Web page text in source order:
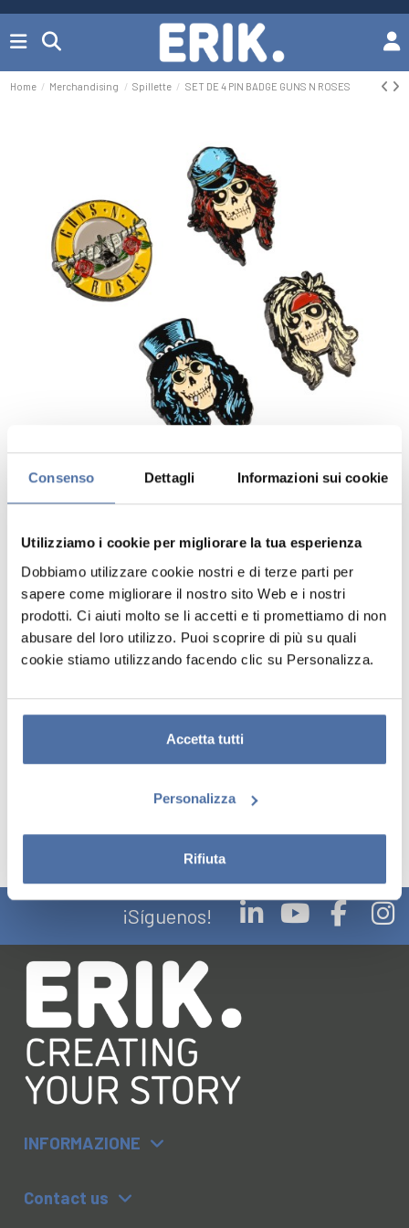
Consenso Dettagli Informazioni sui cookie
Utilizziamo i cookie per migliorare la tua esperienza
Dobbiamo utilizzare cookie nostri e di terze parti per
sapere come migliorare il nostro sito Web e i nostri
prodotti. Ci aiuti molto se li accetti e ti promettiamo di non
abusare del loro utilizzo. Puoi scoprire di più su quali
cookie stiamo utilizzando facendo clic su Personalizza.
Accetta tutti
Personalizza
Rifiuta
Home Merchandising Spillette SET DE 4 PIN BADGE GUNS N ROSES
SET DE 4 PIN BADGE GUNS N
ROSES
puntina per garantirne il fissaggio. La spilla si sgancia premendo il
meccanismo della chiusura. Misure: 5 x 5 cm circa.
¡Síguenos!
INFORMAZIONE
Contact us